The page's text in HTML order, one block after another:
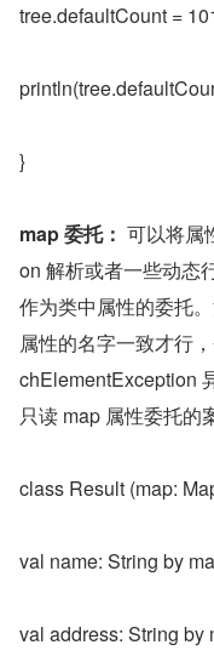
tree.defaultCount =
}
map 委托： 可以将属
on 解析或者一些动态
作为类中属性的委托
属性的名字一致才行
chElementException
只读 map 属性委托的
class Result (map:
val name: String by
val address: String by